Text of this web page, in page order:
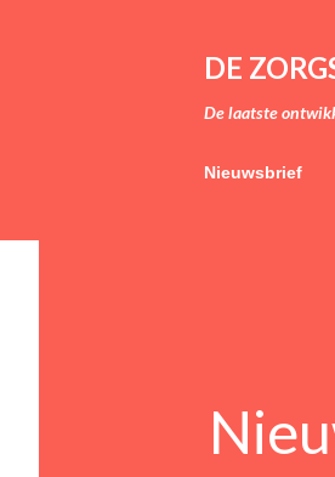
DE
De laatste
Nieuwsbrief